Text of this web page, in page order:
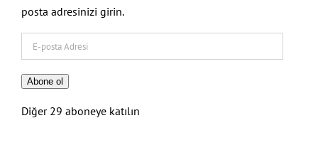
posta adresinizi girin.
posta
Adresi
Abone ol
Diğer 29 aboneye katılın